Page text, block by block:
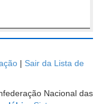
| Sair da Lista de
Nacional das